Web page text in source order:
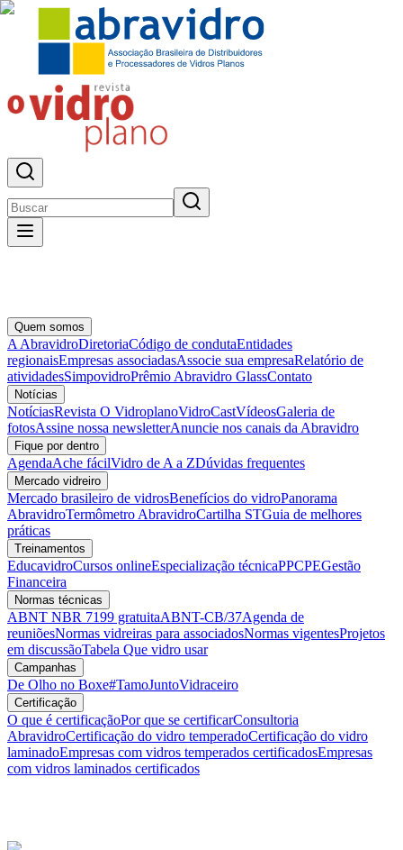
Quem somos
A AbravidroDiretoriaCódigo de condutaEntidades
regionaisEmpresas associadasAssocie sua empresaRelatório de
atividadesSimpovidroPrêmio Abravidro GlassContato
Notícias
NotíciasRevista O VidroplanoVidroCastVídeosGaleria de
fotosAssine nossa newsletterAnuncie nos canais da Abravidro
Fique por dentro
AgendaAche fácilVidro de A a ZDúvidas frequentes
Mercado vidreiro
Mercado brasileiro de vidrosBenefícios do vidroPanorama
AbravidroTermômetro AbravidroCartilha STGuia de melhores
práticas
Treinamentos
EducavidroCursos onlineEspecialização técnicaPPCPEGestão
Financeira
Normas técnicas
ABNT NBR 7199 gratuitaABNT-CB/37Agenda de
reuniõesNormas vidreiras para associadosNormas vigentesProjetos
em discussãoTabela Que vidro usar
Campanhas
De Olho no Boxe#TamoJuntoVidraceiro
Certificação
O que é certificaçãoPor que se certificarConsultoria
AbravidroCertificação do vidro temperadoCertificação do vidro
laminadoEmpresas com vidros temperados certificadosEmpresas
com vidros laminados certificados